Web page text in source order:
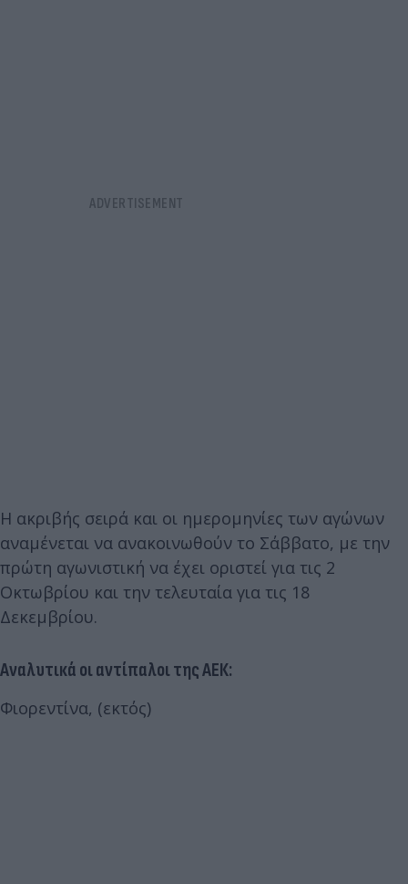
Η ακριβής σειρά και οι ημερομηνίες των αγώνων
αναμένεται να ανακοινωθούν το Σάββατο, με την
πρώτη αγωνιστική να έχει οριστεί για τις 2
Οκτωβρίου και την τελευταία για τις 18
Δεκεμβρίου.
Αναλυτικά οι αντίπαλοι της ΑΕΚ:
Φιορεντίνα, (εκτός)